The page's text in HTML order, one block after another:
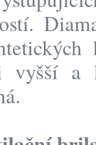
vyšší a